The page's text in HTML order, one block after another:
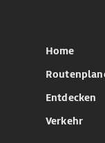
Home
Entdecken
Verkehr